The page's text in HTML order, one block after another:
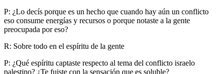
P: ¿Lo decís porque es un hecho que cuando hay aún un conflicto
eso consume energías y recursos o porque notaste a la gente
preocupada por eso?
R: Sobre todo en el espíritu de la gente
P: ¿Qué espíritu captaste respecto al tema del conflicto israelo
palestino? ¿Te fuiste con la sensación que es soluble?